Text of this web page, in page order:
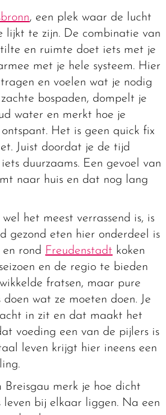
, een plek waar de lucht
lijkt te zijn. De combinatie van
en ruimte doet iets met je
met je hele systeem. Hier
en voelen wat je nodig
bospaden, dompelt je
water en merkt hoe je
Het is geen quick fix
Juist doordat je de tijd
duurzaams. Een gevoel van
naar huis en dat nog lang
het meest verrassend is, is
gezond eten hier onderdeel is
rond Freudenstadt koken
en de regio te bieden
fratsen, maar pure
wat ze moeten doen. Je
in zit en dat maakt het
voeding een van de pijlers is
leven krijgt hier ineens een
Breisgau merk je hoe dicht
leven bij elkaar liggen. Na een